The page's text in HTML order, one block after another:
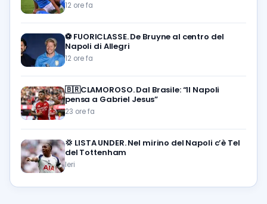
12 ore fa
⚽️ FUORICLASSE. De Bruyne al centro del
Napoli di Allegri
12 ore fa
🇧🇷CLAMOROSO. Dal Brasile: “Il Napoli
pensa a Gabriel Jesus”
23 ore fa
💢 LISTA UNDER. Nel mirino del Napoli c’è Tel
del Tottenham
Ieri